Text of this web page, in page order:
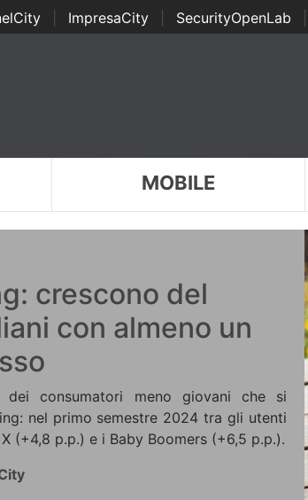
ImpresaCity SecurityOpenLab
Awards
MOBILE
crescono del
con almeno un
dei consumatori meno giovani che si
nel primo semestre 2024 tra gli utenti
(+4,8 p.p.) e i Baby Boomers (+6,5 p.p.).